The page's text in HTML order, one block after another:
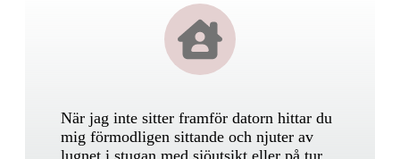
När jag inte sitter framför datorn hittar du
mig förmodligen sittande och njuter av
lugnet i stugan med sjöutsikt eller på tur